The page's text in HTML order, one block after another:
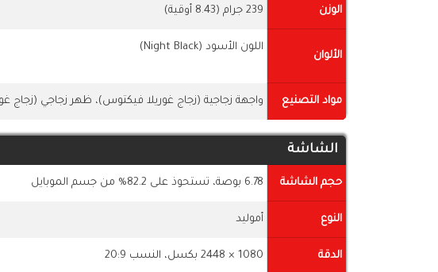
الوزن 239 جرام (8.43 أوقية)
الألوان
اللون الأسود (Night Black)
مواد التصنيع واجهة زجاجية (زجاج غوريلا فيكتوس)، ظهر زجاجي (زجاج
الشاشة
حجم الشاشة 6.78 بوصة، تستحوذ على 82.2% من جسم الموبايل
النوع أموليد
الدقة 1080 × 2448 بكسل، النسب 20:9